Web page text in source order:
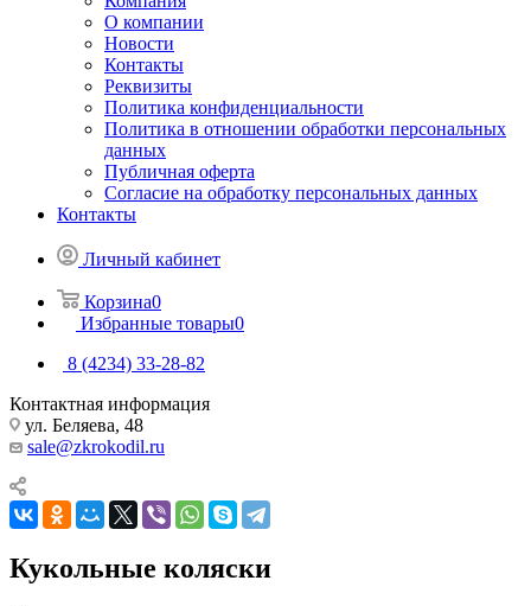
О компании
Новости
Контакты
Реквизиты
Политика конфиденциальности
Политика в отношении обработки персональных
данных
Публичная оферта
Согласие на обработку персональных данных
Контакты
Личный кабинет
Корзина0
Избранные товары0
8 (4234) 33-28-82
Контактная информация
ул. Беляева, 48
sale@zkrokodil.ru
Кукольные коляски